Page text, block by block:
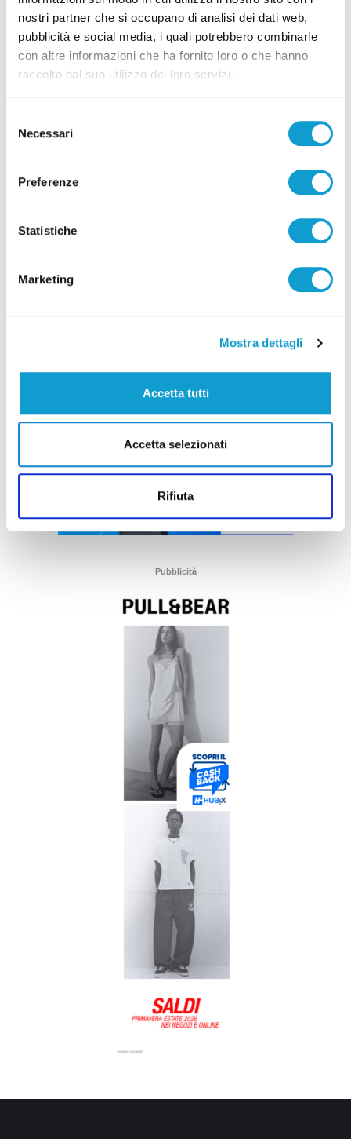
nostri partner che si occupano di analisi dei dati web,
pubblicità e social media, i quali potrebbero combinarle
con altre informazioni che ha fornito loro o che hanno
raccolto dal suo utilizzo dei loro servizi.
delNecessari
Preferenze
Statistiche
Marketing
Mostra dettagli
Accetta tutti
Accetta selezionati
Rifiuta
Pubblicità
Pubblicità